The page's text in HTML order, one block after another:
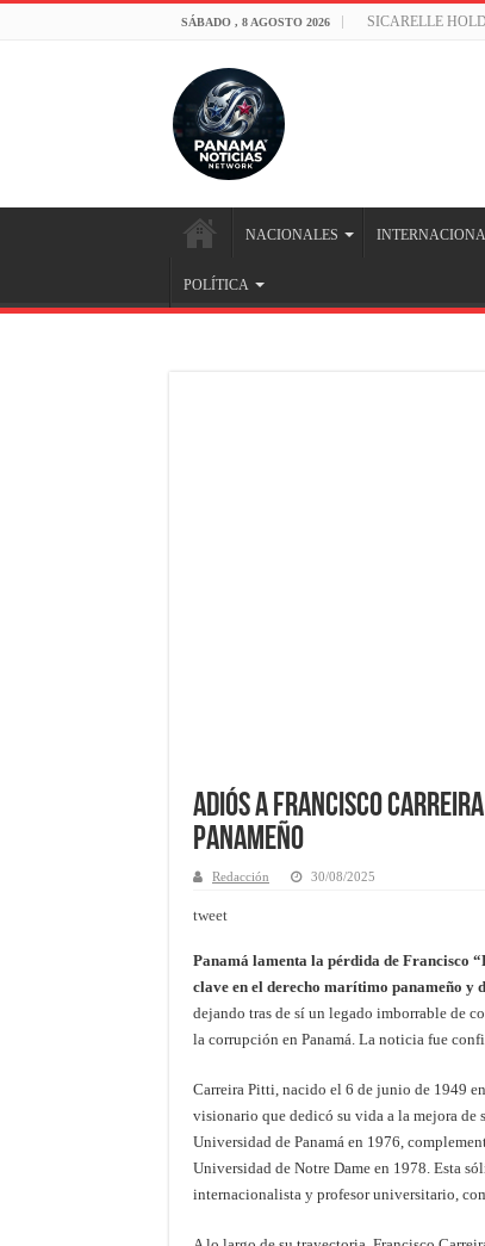
SÁBADO , 8 AGOSTO 2026 SICARELLE
NACIONALES
POLÍTICA
Adiós a Francisco
Panameño
Redacción 30/08/2025
tweet
Panamá lamenta la pérdida de Francisco
clave en el derecho marítimo panameño y
dejando tras de sí un legado imborrable de
la corrupción en Panamá. La noticia fue
Carreira Pitti, nacido el 6 de junio de 1949
visionario que dedicó su vida a la mejora de
Universidad de Panamá en 1976,
Universidad de Notre Dame en 1978. Esta
internacionalista y profesor universitario,